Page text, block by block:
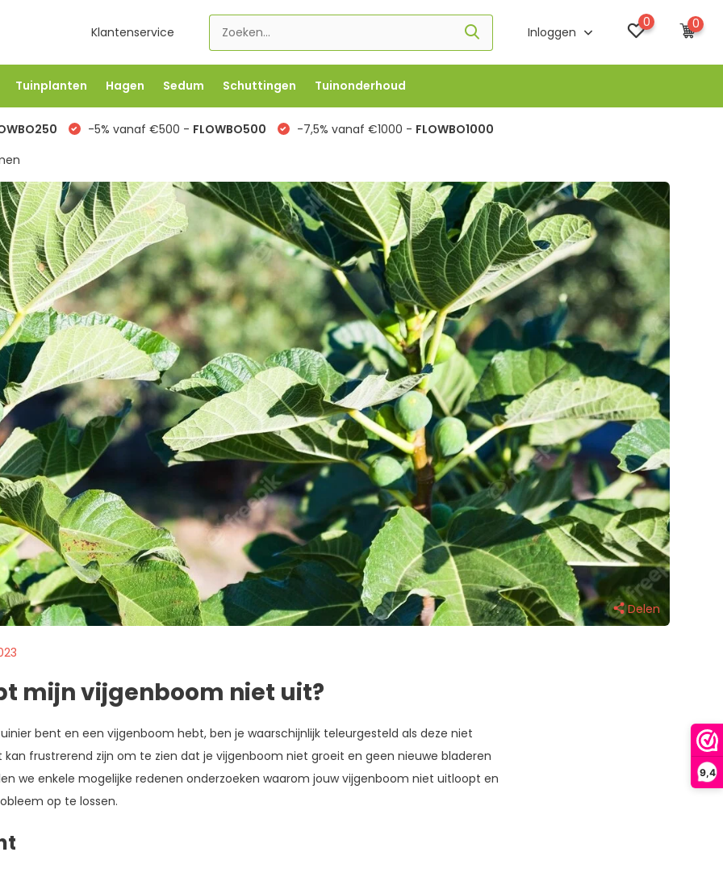
9,4
Klantenservice Inloggen
0 0
Tuinplanten Hagen Sedum Schuttingen Tuinonderhoud
-5% vanaf €500 - FLOWBO500 -7,5% vanaf €1000 - FLOWBO1000
Delen
mijn vijgenboom niet uit?
bent en een vijgenboom hebt, ben je waarschijnlijk teleurgesteld als deze niet
kan frustrerend zijn om te zien dat je vijgenboom niet groeit en geen nieuwe bladeren
we enkele mogelijke redenen onderzoeken waarom jouw vijgenboom niet uitloopt en
op te lossen.